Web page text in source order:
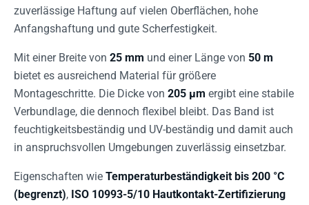
zuverlässige Haftung auf vielen Oberflächen, hohe
Anfangshaftung und gute Scherfestigkeit.
Mit einer Breite von 25 mm und einer Länge von 50 m
bietet es ausreichend Material für größere
Montageschritte. Die Dicke von 205 µm ergibt eine stabile
Verbundlage, die dennoch flexibel bleibt. Das Band ist
feuchtigkeitsbeständig und UV-beständig und damit auch
in anspruchsvollen Umgebungen zuverlässig einsetzbar.
Eigenschaften wie Temperaturbeständigkeit bis 200 °C
(begrenzt), ISO 10993-5/10 Hautkontakt-Zertifizierung